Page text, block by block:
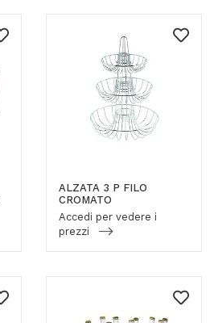
ALZATA 3 P FILO
CROMATO
Accedi per vedere i
prezzi